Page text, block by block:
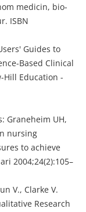
medicin, bio-
ISBN
Guides to
Based Clinical
Hill Education -
Graneheim UH,
nursing
to achieve
2004;24(2):105–
V., Clarke V.
Research